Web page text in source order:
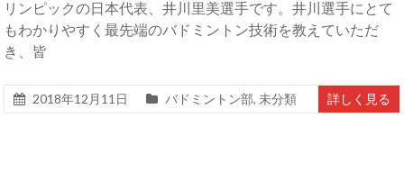
リンピックの日本代表、井川里美選手です。井川選手にとて
もわかりやすく最先端のバドミントン技術を教えていただ
き、皆
2018年12月11日 バドミントン部, 未分類 詳しく見る